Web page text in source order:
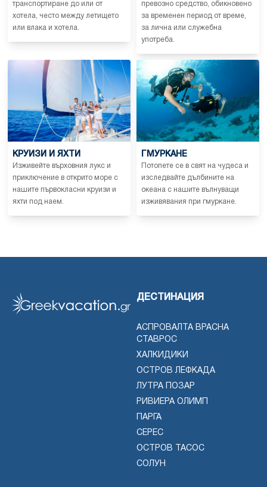
транспортиране до или от
хотела, често между летището
или влака и хотела.
превозно средство, обикновено
за временен период от време,
за лична или служебна
употреба.
КРУИЗИ И ЯХТИ
Изживейте върховния лукс и
приключение в открито море с
нашите първокласни круизи и
яхти под наем.
ГМУРКАНЕ
Потопете се в свят на чудеса и
изследвайте дълбините на
океана с нашите вълнуващи
изживявания при гмуркане.
ДЕСТИНАЦИЯ
АСПРОВАЛТА ВРАСНА
СТАВРОС
ХАЛКИДИКИ
ОСТРОВ ЛЕФКАДА
ЛУТРА ПОЗАР
РИВИЕРА ОЛИМП
ПАРГА
СЕРЕС
ОСТРОВ ТАСОС
СОЛУН